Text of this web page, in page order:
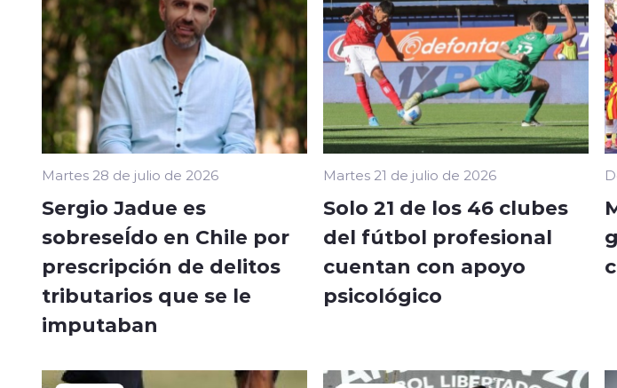
Martes 28 de julio de 2026
Sergio Jadue es
sobreseÍdo en Chile por
prescripción de delitos
tributarios que se le
imputaban
Martes 21 de julio de 2026
Solo 21 de los 46 clubes
del fútbol profesional
cuentan con apoyo
psicológico